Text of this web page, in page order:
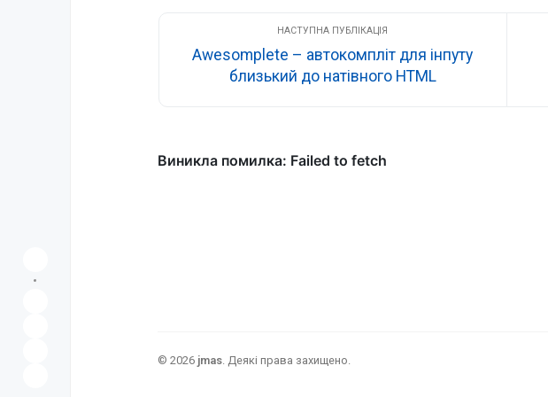
Awesomplete – автокомпліт для інпуту
близький до натівного HTML
© 2026 jmas. Деякі права захищено.